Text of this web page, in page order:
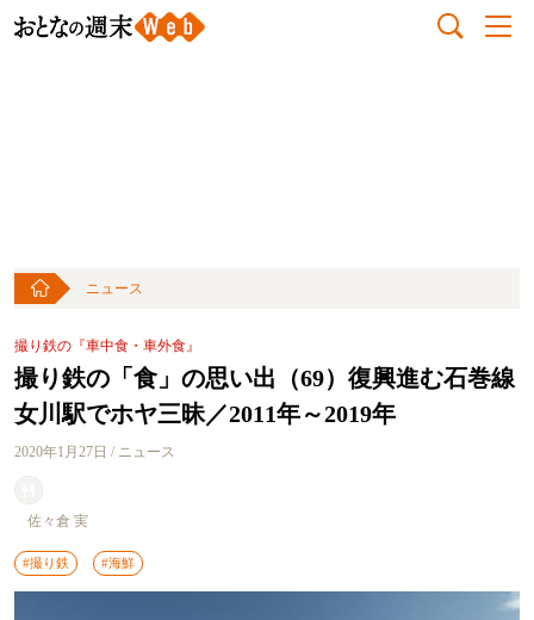
ニュース
撮り鉄の『車中食・車外食』
撮り鉄の「食」の思い出（69）復興進む石巻線
女川駅でホヤ三昧／2011年～2019年
2020年1月27日 / ニュース
佐々倉 実
#撮り鉄 #海鮮